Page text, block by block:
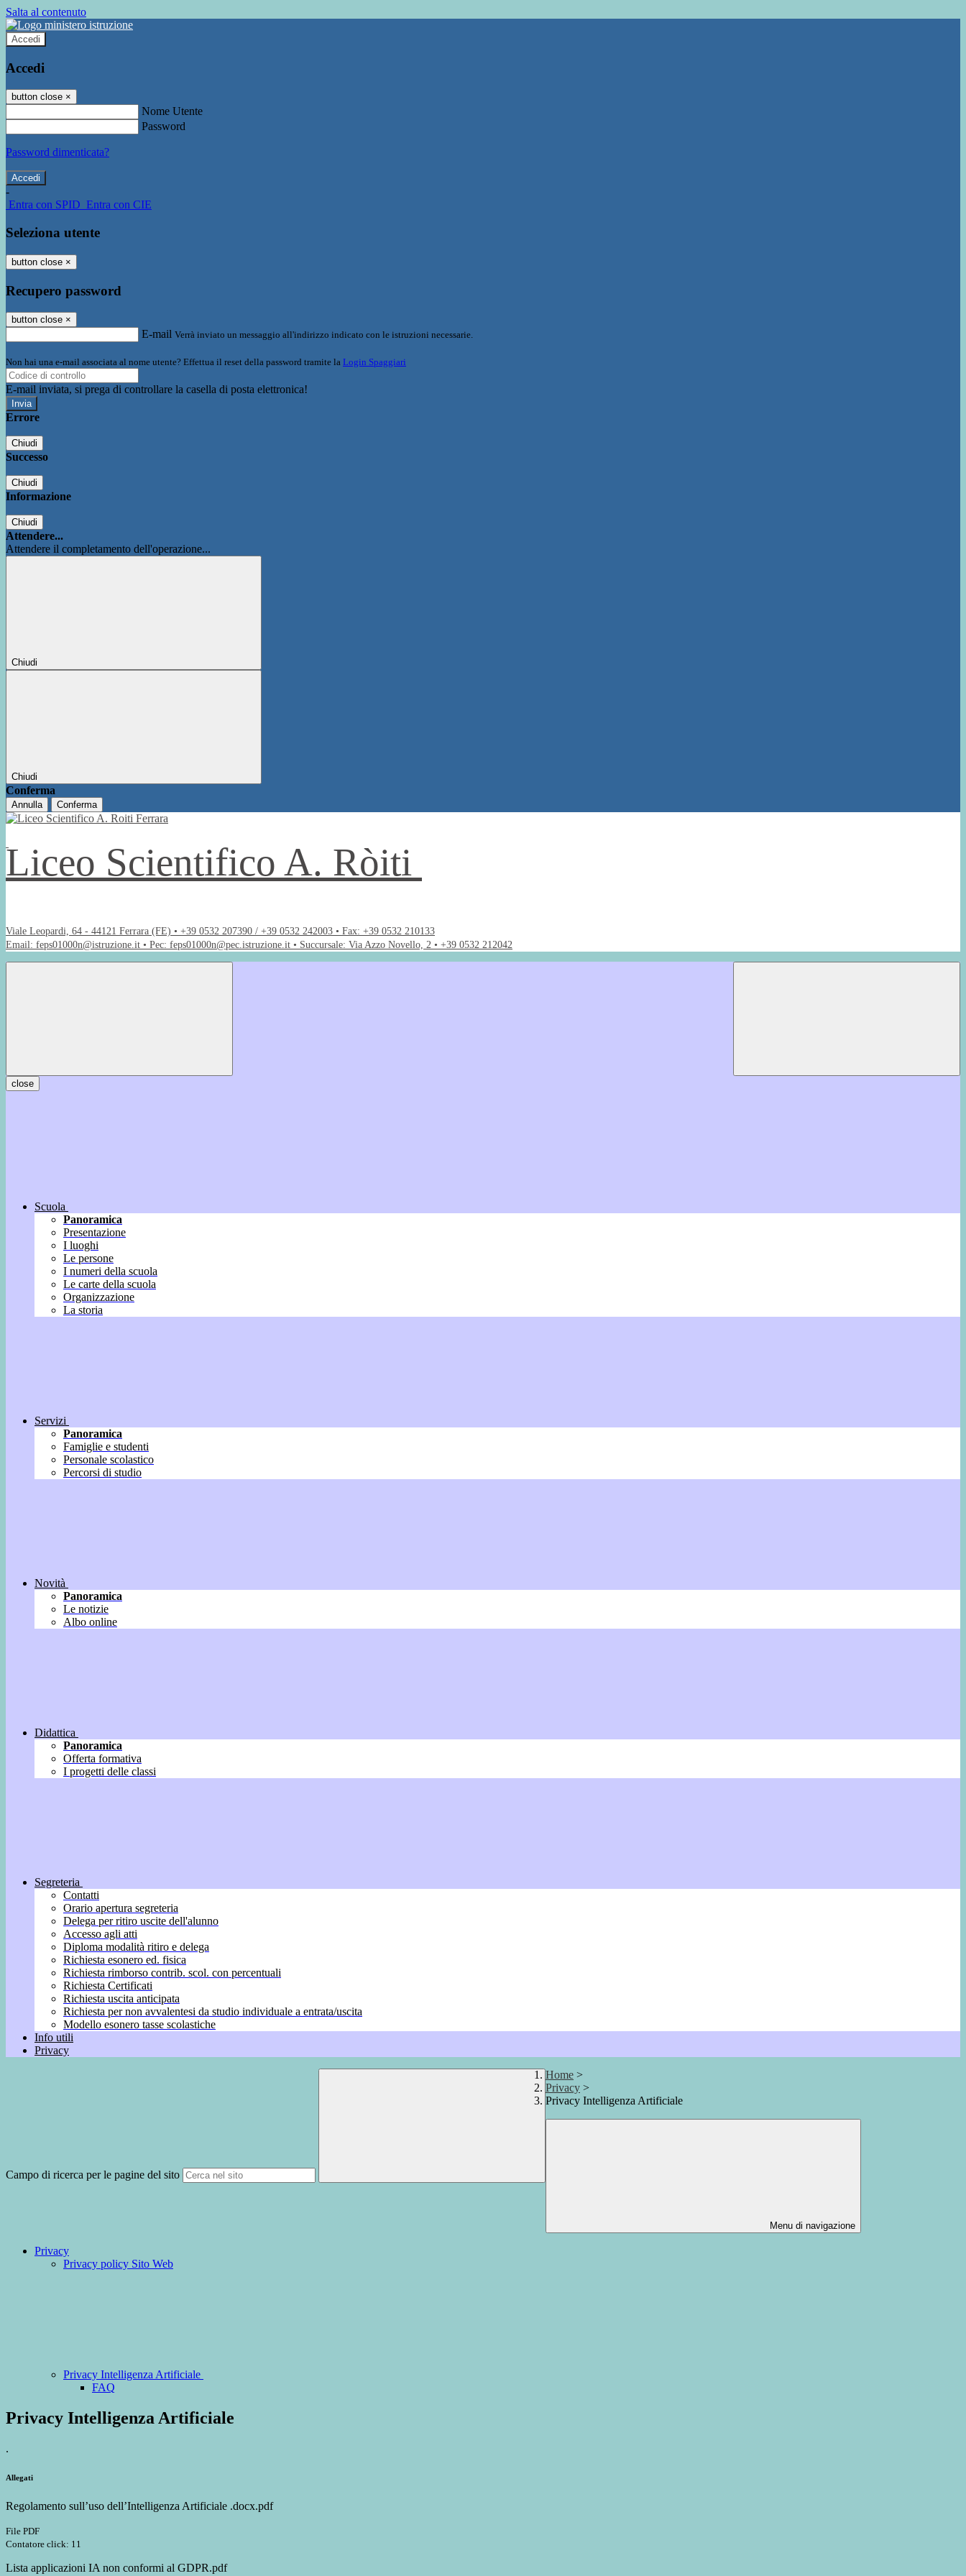
Salta al contenuto
Accedi
Accedi
button close ×
Nome Utente
Password
Password dimenticata?
-
Entra con SPID Entra con CIE
Seleziona utente
button close ×
Recupero password
button close ×
E-mail Verrà inviato un messaggio all'indirizzo indicato con le istruzioni necessarie.
Non hai una e-mail associata al nome utente? Effettua il reset della password tramite la Login Spaggiari
E-mail inviata, si prega di controllare la casella di posta elettronica!
Errore
Chiudi
Successo
Chiudi
Informazione
Chiudi
Attendere...
Attendere il completamento dell'operazione...
Chiudi
Chiudi
Conferma
Annulla Conferma
Liceo Scientifico A. Ròiti
Viale Leopardi, 64 - 44121 Ferrara (FE) • +39 0532 207390 / +39 0532 242003 • Fax: +39 0532 210133
Email: feps01000n@istruzione.it • Pec: feps01000n@pec.istruzione.it • Succursale: Via Azzo Novello, 2 • +39 0532 212042
close
Scuola
Panoramica
Presentazione
I luoghi
Le persone
I numeri della scuola
Le carte della scuola
Organizzazione
La storia
Servizi
Panoramica
Famiglie e studenti
Personale scolastico
Percorsi di studio
Novità
Panoramica
Le notizie
Albo online
Didattica
Panoramica
Offerta formativa
I progetti delle classi
Segreteria
Contatti
Orario apertura segreteria
Delega per ritiro uscite dell'alunno
Accesso agli atti
Diploma modalità ritiro e delega
Richiesta esonero ed. fisica
Richiesta rimborso contrib. scol. con percentuali
Richiesta Certificati
Richiesta uscita anticipata
Richiesta per non avvalentesi da studio individuale a entrata/uscita
Modello esonero tasse scolastiche
Info utili
Privacy
Campo di ricerca per le pagine del sito
Home >
Privacy >
Privacy Intelligenza Artificiale
Menu di navigazione
Privacy
Privacy policy Sito Web
Privacy Intelligenza Artificiale
FAQ
Privacy Intelligenza Artificiale
.
Allegati
Regolamento sull’uso dell’Intelligenza Artificiale .docx.pdf
File PDF
Contatore click: 11
Lista applicazioni IA non conformi al GDPR.pdf